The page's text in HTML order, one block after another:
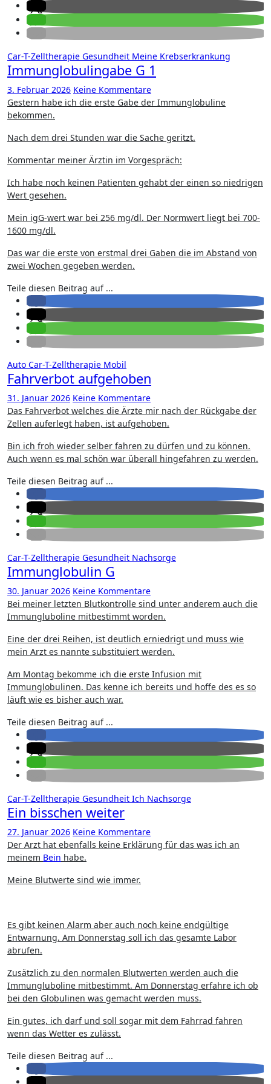
Car-T-Zelltherapie Gesundheit Meine Krebserkrankung
Immunglobulingabe G 1
3. Februar 2026 Keine Kommentare
Gestern habe ich die erste Gabe der Immunglobuline
bekommen.
Nach dem drei Stunden war die Sache geritzt.
Kommentar meiner Ärztin im Vorgespräch:
Ich habe noch keinen Patienten gehabt der einen so niedrigen
Wert gesehen.
Mein igG-wert war bei 256 mg/dl. Der Normwert liegt bei 700-
1600 mg/dl.
Das war die erste von erstmal drei Gaben die im Abstand von
zwei Wochen gegeben werden.
Teile diesen Beitrag auf ...
Auto Car-T-Zelltherapie Mobil
Fahrverbot aufgehoben
31. Januar 2026 Keine Kommentare
Das Fahrverbot welches die Ärzte mir nach der Rückgabe der
Zellen auferlegt haben, ist aufgehoben.
Bin ich froh wieder selber fahren zu dürfen und zu können.
Auch wenn es mal schön war überall hingefahren zu werden.
Teile diesen Beitrag auf ...
Car-T-Zelltherapie Gesundheit Nachsorge
Immunglobulin G
30. Januar 2026 Keine Kommentare
Bei meiner letzten Blutkontrolle sind unter anderem auch die
Immungluboline mitbestimmt worden.
Eine der drei Reihen, ist deutlich erniedrigt und muss wie
mein Arzt es nannte substituiert werden.
Am Montag bekomme ich die erste Infusion mit
Immunglobulinen. Das kenne ich bereits und hoffe des es so
läuft wie es bisher auch war.
Teile diesen Beitrag auf ...
Car-T-Zelltherapie Gesundheit Ich Nachsorge
Ein bisschen weiter
27. Januar 2026 Keine Kommentare
Der Arzt hat ebenfalls keine Erklärung für das was ich an
meinem Bein habe.
Meine Blutwerte sind wie immer.
Es gibt keinen Alarm aber auch noch keine endgültige
Entwarnung. Am Donnerstag soll ich das gesamte Labor
abrufen.
Zusätzlich zu den normalen Blutwerten werden auch die
Immungluboline mitbestimmt. Am Donnerstag erfahre ich ob
bei den Globulinen was gemacht werden muss.
Ein gutes, ich darf und soll sogar mit dem Fahrrad fahren
wenn das Wetter es zulässt.
Teile diesen Beitrag auf ...